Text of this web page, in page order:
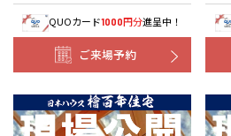
QUOカード1000円分進呈中！
ご来場予約